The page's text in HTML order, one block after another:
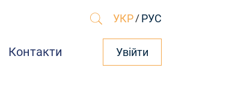
УКР / РУС
Контакти Увійти